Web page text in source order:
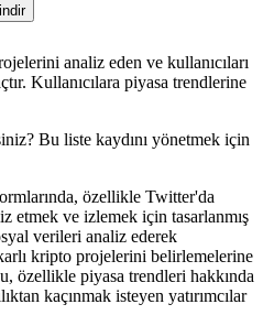
analiz eden ve kullanıcıları
Kullanıcılara piyasa trendlerine
Bu liste kaydını yönetmek için
özellikle Twitter'da
ve izlemek için tasarlanmış
verileri analiz ederek
kripto projelerini belirlemelerine
özellikle piyasa trendleri hakkında
kaçınmak isteyen yatırımcılar